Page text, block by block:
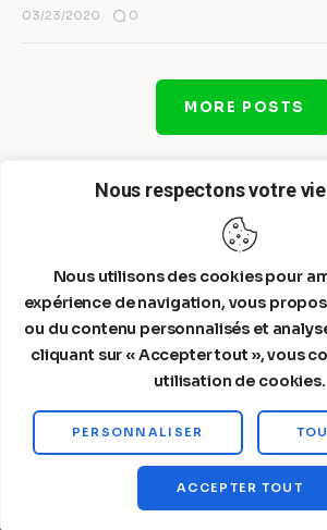
Nous respectons votre
Nous utilisons des cookies pour
expérience de navigation, vous
ou du contenu personnalisés et
cliquant sur « Accepter tout », vous
utilisation de cookies.
PERSONNALISER
ACCEPTER TOUT
03/23/2020 0
MORE POSTS
Steelldy© 2026.